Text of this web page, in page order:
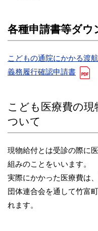
各種申請書等ダウ
こどもの通院にかかる渡
義務履行確認申請書
こども医療費の現
ついて
現物給付とは受診の際に
組みのことをいいます。
実際にかかった医療費は
団体連合会を通して竹富
れます。